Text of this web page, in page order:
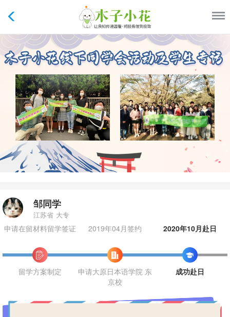
邹同学
江苏省 大专
申请在留材料留学签证
留学方案制定
2019年04月签约
申请大原日本语学院 东
京校
2020年10月赴日
成功赴日